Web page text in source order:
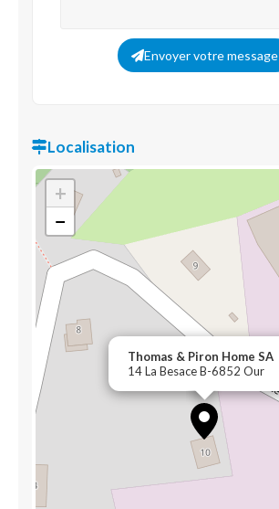
Envoyer votre message
Localisation
Thomas & Piron Home SA
14 La Besace B-6852 Our
+
−